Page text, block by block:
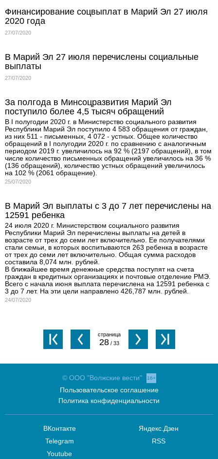
Финансирование соцвыплат в Марий Эл 27 июля
2020 года
27/07/2020
В Марий Эл 27 июля перечислены социальные
выплаты
27/07/2020
За полгода в Минсоцразвития Марий Эл
поступило более 4,5 тысяч обращений
В I полугодии 2020 г. в Министерство социального развития
Республики Марий Эл поступило 4 583 обращения от граждан,
из них 511 - письменных, 4 072 - устных. Общее количество
обращений в I полугодии 2020 г. по сравнению с аналогичным
периодом 2019 г. увеличилось на 92 % (2197 обращений), в том
числе количество письменных обращений увеличилось на 36 %
(136 обращений), количество устных обращений увеличилось
на 102 % (2061 обращение).
25/07/2020
В Марий Эл выплаты с 3 до 7 лет перечислены на
12591 ребенка
24 июля 2020 г. Министерством социального развития
Республики Марий Эл перечислены выплаты на детей в
возрасте от трех до семи лет включительно. Ее получателями
стали семьи, в которых воспитываются 263 ребенка в возрасте
от трех до семи лет включительно. Общая сумма расходов
составила 8,074 млн. рублей.
В ближайшее время денежные средства поступят на счета
граждан в кредитных организациях и почтовые отделение РМЭ.
Всего с начала июня выплата перечислена на 12591 ребенка с
3 до 7 лет. На эти цели направлено 426,787 млн. рублей.
24/07/2020
28/ 33
© ООО "Волжские вести" 16+
Пользовательское соглашение
Политика конфиденциальности
ВКонтакте
Telegram
Youtube
Яндекс.Дзен
RSS